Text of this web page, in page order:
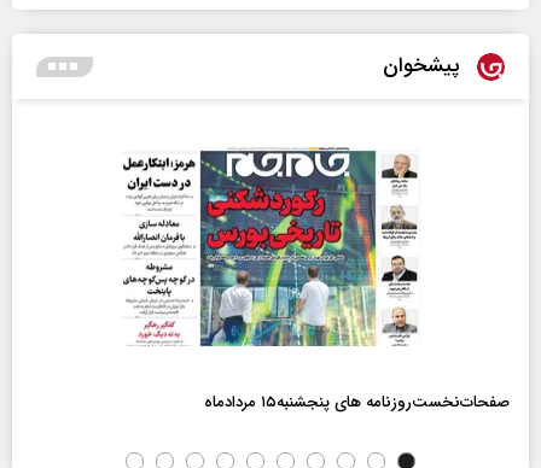
پیشخوان
صفحات‌نخست‌روزنامه ها‌ی پنجشنبه‌۱۵ مردادماه